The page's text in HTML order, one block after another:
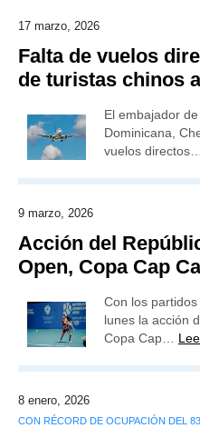
17 marzo, 2026
Falta de vuelos
de turistas chinos
El embajador
Dominicana,
vuelos directos…
9 marzo, 2026
Acción del
Open, Copa Cap
Con los
lunes la acción
Copa Cap…
8 enero, 2026
CON RÉCORD DE OCUPACIÓN DEL